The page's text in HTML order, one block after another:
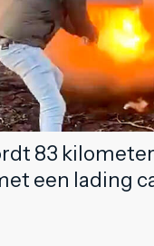
83
een lading